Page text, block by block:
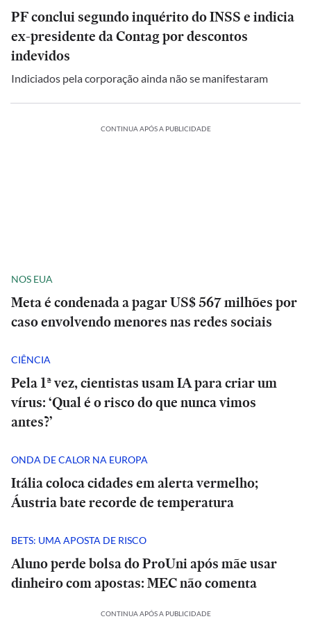
PF conclui segundo inquérito do INSS e indicia
ex-presidente da Contag por descontos
indevidos
Indiciados pela corporação ainda não se manifestaram
CONTINUA APÓS A PUBLICIDADE
NOS EUA
Meta é condenada a pagar US$ 567 milhões por
caso envolvendo menores nas redes sociais
CIÊNCIA
Pela 1ª vez, cientistas usam IA para criar um
vírus: ‘Qual é o risco do que nunca vimos
antes?’
ONDA DE CALOR NA EUROPA
Itália coloca cidades em alerta vermelho;
Áustria bate recorde de temperatura
BETS: UMA APOSTA DE RISCO
Aluno perde bolsa do ProUni após mãe usar
dinheiro com apostas: MEC não comenta
CONTINUA APÓS A PUBLICIDADE